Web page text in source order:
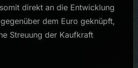
direkt an die Entwicklung
dem Euro geknüpft,
Streuung der Kaufkraft